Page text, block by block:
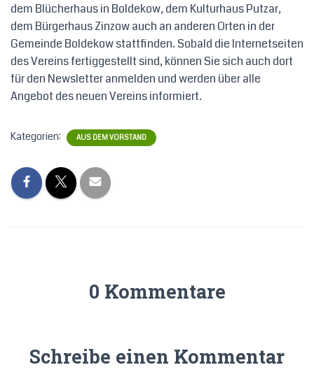
dem Blücherhaus in Boldekow, dem Kulturhaus Putzar,
dem Bürgerhaus Zinzow auch an anderen Orten in der
Gemeinde Boldekow stattfinden. Sobald die Internetseiten
des Vereins fertiggestellt sind, können Sie sich auch dort
für den Newsletter anmelden und werden über alle
Angebot des neuen Vereins informiert.
Kategorien: AUS DEM VORSTAND
0 Kommentare
Schreibe einen Kommentar